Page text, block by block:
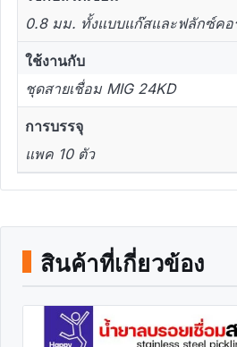
0.8 มม. ทั้งแบบแก๊สและฟลักซ์คอ
ใช้งานกับ
ชุดสายเชื่อม MIG 24KD
การบรรจุ
แพค 10 ตัว
สินค้าที่เกี่ยวข้อง